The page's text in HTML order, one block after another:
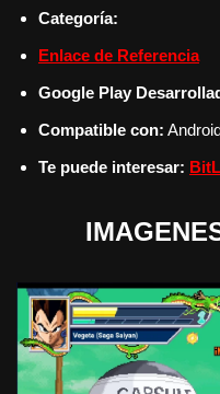
Categoría:
Enlace de Referencia
Google Play
Compatible con:
Te puede interesar: